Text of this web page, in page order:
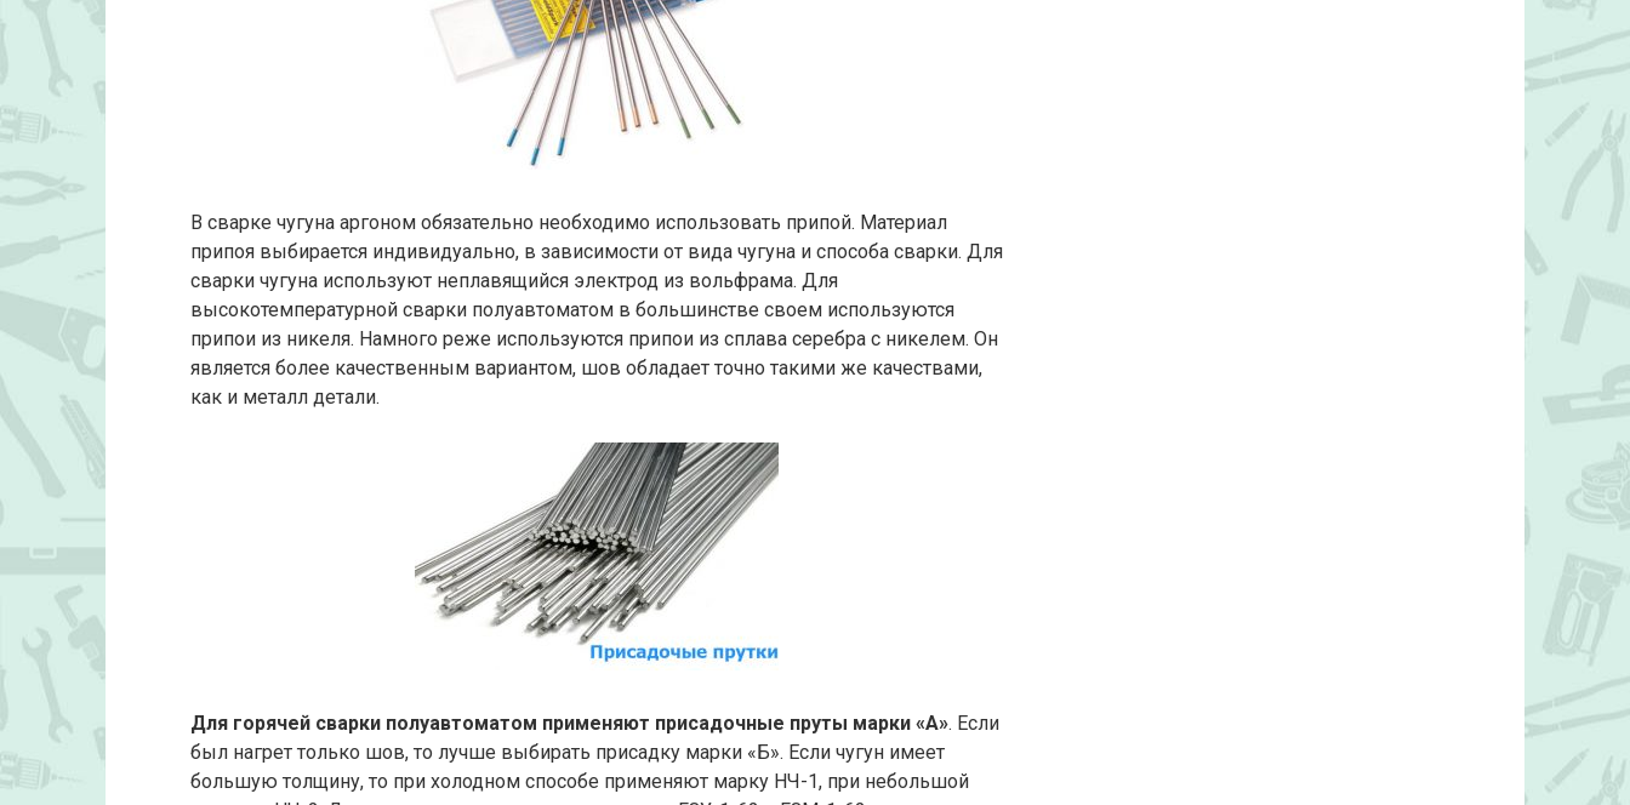
В сварке чугуна аргоном обязательно необходимо использовать припой. Материал
припоя выбирается индивидуально, в зависимости от вида чугуна и способа сварки. Для
сварки чугуна используют неплавящийся электрод из вольфрама. Для
высокотемпературной сварки полуавтоматом в большинстве своем используются
припои из никеля. Намного реже используются припои из сплава серебра с никелем. Он
является более качественным вариантом, шов обладает точно такими же качествами,
как и металл детали.
Для горячей сварки полуавтоматом применяют присадочные пруты марки «А». Если
был нагрет только шов, то лучше выбирать присадку марки «Б». Если чугун имеет
большую толщину, то при холодном способе применяют марку НЧ-1, при небольшой